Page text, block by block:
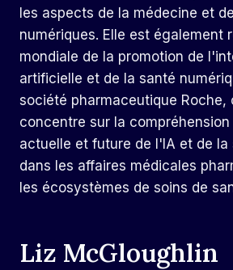
les aspects de la médecine et
numériques. Elle est également
mondiale de la promotion de
artificielle et de la santé
société pharmaceutique Roche,
concentre sur la
actuelle et future de l'IA et de la
dans les affaires médicales
les écosystèmes de soins de
Liz McGloughlin